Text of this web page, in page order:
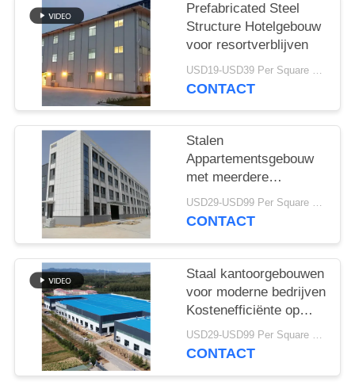
PRIVACY
POLICY
Prefabricated Steel
Structure Hotelgebouw
voor resortverblijven
USD19-USD39 Per Square Meter MOQ:200 square meters
CONTACT
Stalen
Appartementsgebouw
met meerdere
verdiepingen,
geprefabriceerde
wandpanelen
USD29-USD99 Per Square Meter MOQ:200 vierkante meter
CONTACT
Staal kantoorgebouwen
voor moderne bedrijven
Kostenefficiënte op
maat gemaakte snelle
assemblage
USD29-USD99 Per Square Meter MOQ:200 vierkante meter
CONTACT